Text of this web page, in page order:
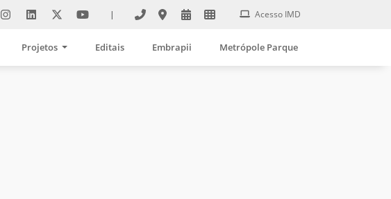
| Acesso IMD
Projetos Editais Embrapii Metrópole Parque